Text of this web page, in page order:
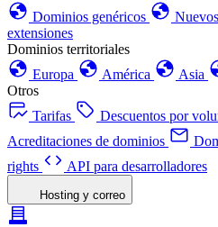
Dominios genéricos
extensiones
Dominios territoriales
Europa
América Asia
Otros
Tarifas
Descuentos por
Acreditaciones de dominios
rights
API para desarrolladores
Hosting y correo